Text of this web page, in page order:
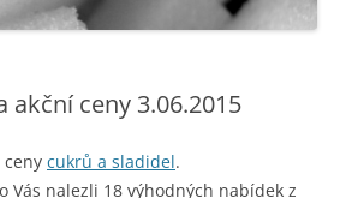
akční ceny 3.06.2015
cukrů a sladidel.
Vás nalezli 18 výhodných nabídek z